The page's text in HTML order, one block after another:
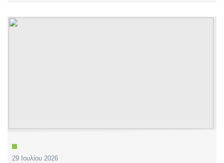
29 Ιουλίου 2026